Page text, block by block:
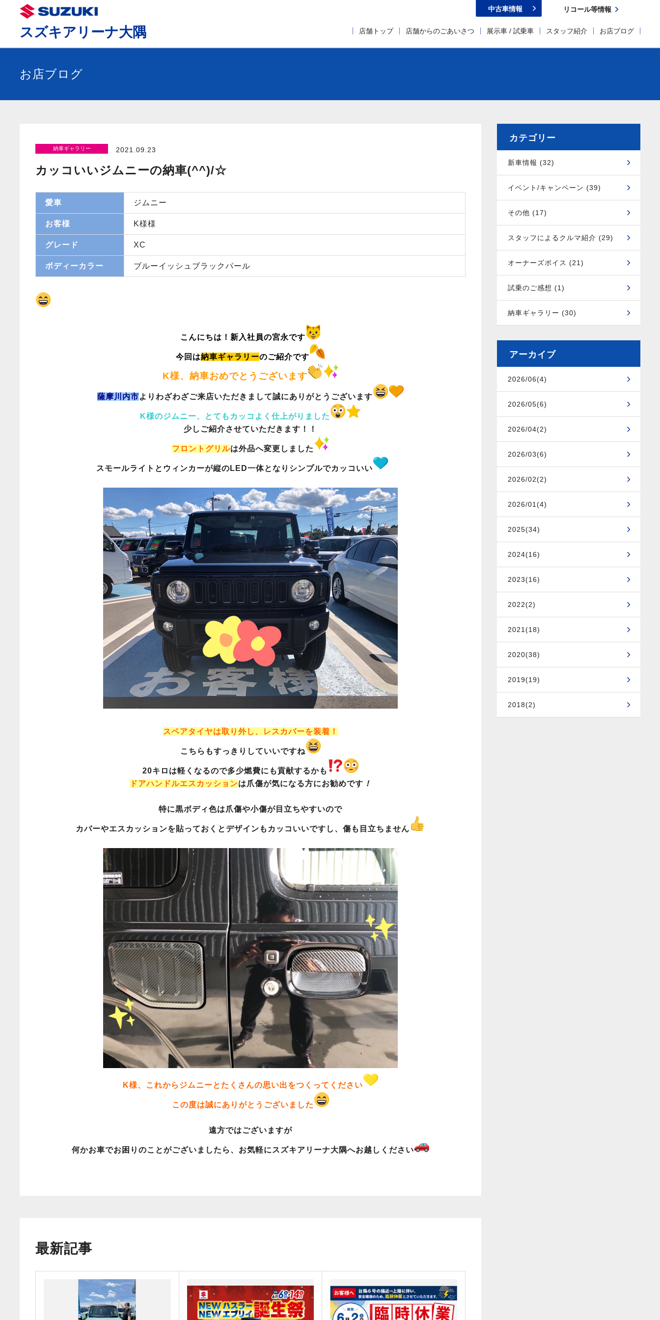
スズキアリーナ大隅 店舗トップ 店舗からのごあいさつ 展示車 / 試乗車 スタッフ紹介 お店ブログ
中古車情報 リコール等情報
お店ブログ
納車ギャラリー 2021.09.23
カッコいいジムニーの納車(^^)/☆
愛車 ジムニー
お客様 K様様
グレード XC
ボディーカラー ブルーイッシュブラックパール
こんにちは！新入社員の宮永です
今回は納車ギャラリーのご紹介です
K様、納車おめでとうございます
薩摩川内市よりわざわざご来店いただきまして誠にありがとうございます
K様のジムニー、とてもカッコよく仕上がりました
少しご紹介させていただきます！！
フロントグリルは外品へ変更しました
スモールライトとウィンカーが縦のLED一体となりシンプルでカッコいい
スペアタイヤは取り外し、レスカバーを装着！
こちらもすっきりしていいですね
20キロは軽くなるので多少燃費にも貢献するかも
ドアハンドルエスカッションは爪傷が気になる方にお勧めです ！
特に黒ボディ色は爪傷や小傷が目立ちやすいので
カバーやエスカッションを貼っておくとデザインもカッコいいですし、傷も目立ちません
K様、これからジムニーとたくさんの思い出をつくってください
この度は誠にありがとうございました
遠方ではございますが
何かお車でお困りのことがございましたら、お気軽にスズキアリーナ大隅へお越しください
最新記事
カテゴリー
新車情報 (32)
イベント/キャンペーン (39)
その他 (17)
スタッフによるクルマ紹介 (29)
オーナーズボイス (21)
試乗のご感想 (1)
納車ギャラリー (30)
アーカイブ
2026/06(4)
2026/05(6)
2026/04(2)
2026/03(6)
2026/02(2)
2026/01(4)
2025(34)
2024(16)
2023(16)
2022(2)
2021(18)
2020(38)
2019(19)
2018(2)